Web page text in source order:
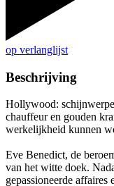
op verlanglijst
Beschrijving
Hollywood:
chauffeur en gouden
werkelijkheid kunnen
Eve Benedict, de
van het witte doek.
gepassioneerde